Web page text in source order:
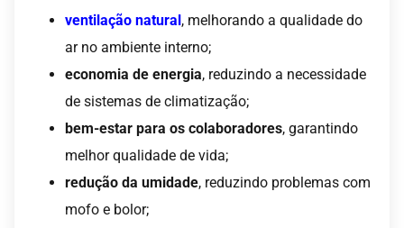
ventilação natural, melhorando a qualidade do
ar no ambiente interno;
economia de energia, reduzindo a necessidade
de sistemas de climatização;
bem-estar para os colaboradores, garantindo
melhor qualidade de vida;
redução da umidade, reduzindo problemas com
mofo e bolor;